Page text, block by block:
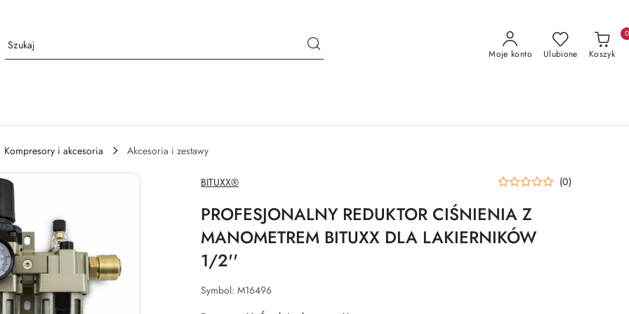
Moje konto Ulubione Koszyk
0
Kompresory i akcesoria Akcesoria i zestawy
NAZWA
PRODUCENTA:
BITUXX® (0)
PROFESJONALNY REDUKTOR CIŚNIENIA Z
MANOMETREM BITUXX DLA LAKIERNIKÓW
1/2''
Symbol: M16496